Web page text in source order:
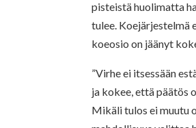
pisteistä huolimatta
tulee. Koejärjestelmä
koeosio on jäänyt
”Virhe ei itsessään
ja kokee, että päätös
Mikäli tulos ei muutu